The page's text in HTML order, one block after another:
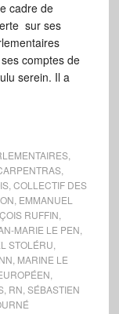
cadre de
sur ses
comptes de
serein. Il a
,
,
, COLLECTIF DES
EMMANUEL
RUFFIN
MARIE LE PEN
STOLÉRU
MARINE LE
, RN SÉBASTIEN